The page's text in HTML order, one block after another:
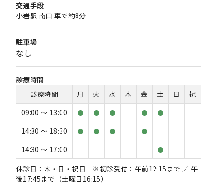
交通手段
小岩駅 南口 車で約8分
駐車場
なし
診療時間
診療時間
月 火 水 木 金 土 日
祝
09:00 〜 13:00
● ● ● ● ●
14:30 〜 18:30 ● ● ● ●
14:30 〜 17:00 ●
休診日：木・日・祝日 ※初診受付：午前12:15まで ／ 午
後17:45まで（土曜日16:15）